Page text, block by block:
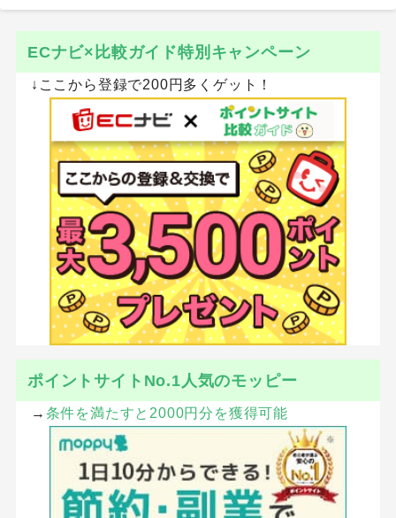
ECナビ×比較ガイド特別キャンペーン
↓ここから登録で200円多くゲット！
ポイントサイトNo.1人気のモッピー
→ 条件を満たすと2000円分を獲得可能